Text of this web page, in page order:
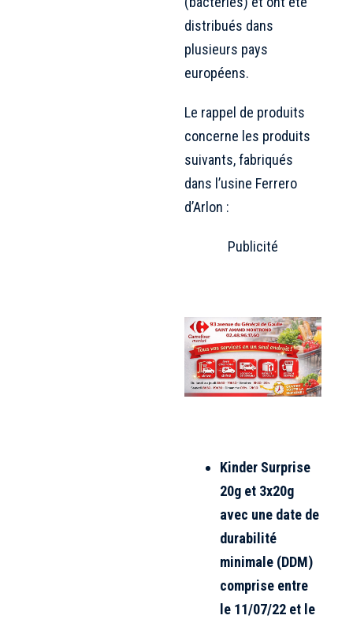
distribués dans
plusieurs pays
européens.
Le rappel de produits
concerne les produits
suivants, fabriqués
dans l’usine Ferrero
d’Arlon :
Publicité
Kinder Surprise
20g et 3x20g
avec une date de
durabilité
minimale (DDM)
comprise entre
le 11/07/22 et le